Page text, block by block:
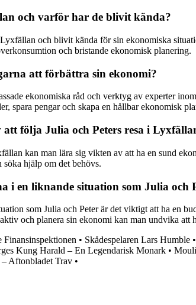
och varför har de blivit kända?
och blivit kända för sin ekonomiska
och bristande ekonomisk planering.
att förbättra sin ekonomi?
ekonomiska råd och verktyg av experter
spara pengar och skapa en hållbar ekonomisk
följa Julia och Peters resa i
kan man lära sig vikten av att ha en sund
hjälp om det behövs.
i en liknande situation som Julia och
som Julia och Peter är det viktigt att ha en
och planera sin ekonomi kan man undvika att
• Skådespelaren Lars Humble •
Kung Harald – En Legendarisk Monark •
Aftonbladet Trav •